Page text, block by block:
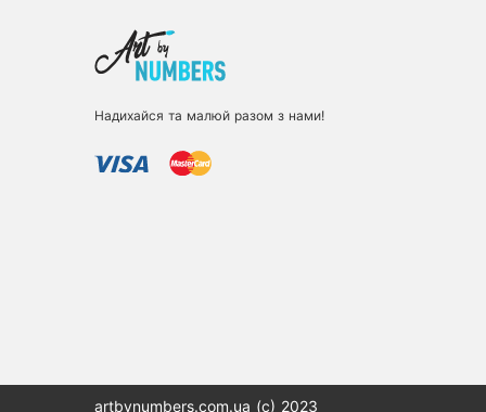
Надихайся та малюй разом з нами!
artbynumbers.com.ua (с) 2023